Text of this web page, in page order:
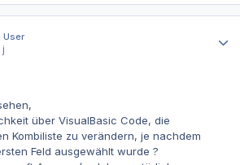
User
j
über VisualBasic Code, die
Kombiliste zu verändern, je nachdem
Feld ausgewählt wurde ?